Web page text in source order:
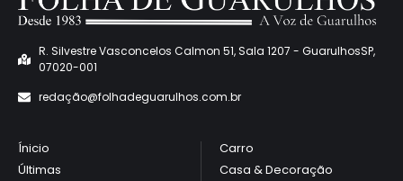
R. Silvestre Vasconcelos Calmon 51, Sala 1207 - GuarulhosSP,
07020-001
redação@folhadeguarulhos.com.br
Ínicio
Últimas
Carro
Casa & Decoração